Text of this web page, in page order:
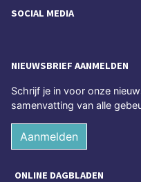
SOCIAL MEDIA
NIEUWSBRIEF AANMELDEN
Schrijf je in voor onze
samenvatting van alle
Aanmelden
ONLINE DAGBLADEN